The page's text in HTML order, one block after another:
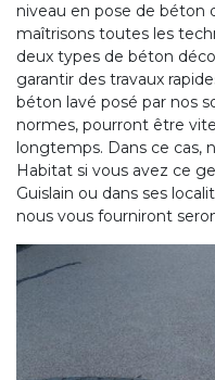
niveau en pose de béton
maîtrisons toutes les
deux types de béton
garantir des travaux
béton lavé posé par nos
normes, pourront être
longtemps. Dans ce cas,
Habitat si vous avez ce
Guislain ou dans ses
nous vous fourniront